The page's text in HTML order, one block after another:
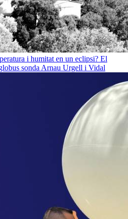
i humitat en un eclipsi? El
sonda Arnau Urgell i Vidal